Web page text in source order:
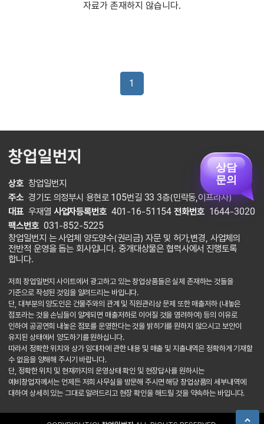
자료가 존재하지 않습니다.
1
창업일번지
상호 창업일번지
주소 경기도 의정부시 용현로 105번길 33 3층(민락동,이프라자)
대표 우재열 사업자등록번호 401-16-51154 전화번호 1644-3020
팩스번호 031-852-5225
창업일번지 는 사업체 양도양수(권리금) 자문 및 허가,변경, 사업체의
전반적 운영을 돕는 회사입니다. 중개대상물은 협력사에서 진행토록
합니다.
저희 창업일번지 사이트에서 광고하고 있는 창업상품들은 실제 존재하는 것들을
기준으로 작성된 것임을 알려드리는 바입니다.
단, 대부분의 양도인은 건물주와의 관계 및 직원관리상 문제 또한 매출저하 (내놓은
점포라는 것을 손님들이 알게되면 매출저하로 이어질 것을 염려하여) 등의 이유로
인하여 공공연희 내놓은 점포를 운영한다는 것을 밝히기를 원하지 않으시고 보안이
유지된 상태에서 양도하기를 원하십니다.
따라서 정확한 위치와 상가 임대차에 관한 내용 및 매출 및 지출내역은 정확하게 기재할
수 없음을 양해해 주시기 바랍니다.
단, 정확한 위치 및 현재까지의 운영상태 확인 및 현장답사를 원하시는
예비창업자께서는 언제든 저희 사무실을 방문해 주시면 해당 창업상품의 세부내역에
대하여 상세히 있는 그대로 알려드리고 현장 확인을 해드릴 것을 약속하는 바입니다.
상담
문의